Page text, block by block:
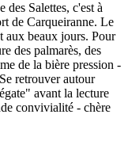
Salettes, c'est à
de Carqueiranne. Le
aux beaux jours. Pour
des palmarès, des
de la bière pression -
retrouver autour
avant la lecture
convivialité - chère